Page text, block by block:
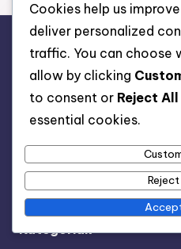
Jogi információk
Lépjen kapcsolatba velünk
Sütiszabályzat
Adatvédelmi irányelvek
Kategóriák
Cookies help us
deliver personalized
traffic. You can choose
allow by clicking
to consent or Reject All
essential cookies.